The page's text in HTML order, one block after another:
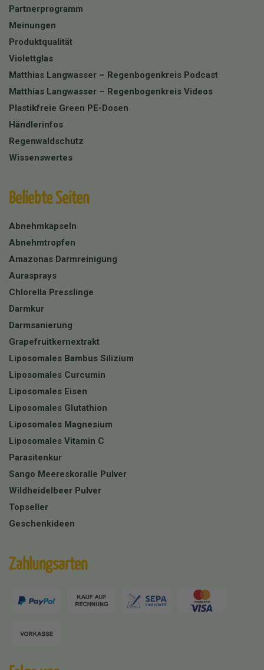
Partnerprogramm
Meinungen
Produktqualität
Violettglas
Matthias Langwasser – Regenbogenkreis Podcast
Matthias Langwasser – Regenbogenkreis Videos
Plastikfreie Green PE-Dosen
Händlerinfos
Regenwaldschutz
Wissenswertes
Beliebte Seiten
Abnehmkapseln
Abnehmtropfen
Amazonas Darmreinigung
Aurasprays
Chlorella Presslinge
Darmkur
Darmsanierung
Grapefruitkernextrakt
Liposomales Bambus Silizium
Liposomales Curcumin
Liposomales Eisen
Liposomales Glutathion
Liposomales Magnesium
Liposomales Vitamin C
Parasitenkur
Sango Meereskoralle Pulver
Wildheidelbeer Pulver
Topseller
Geschenkideen
Zahlungsarten